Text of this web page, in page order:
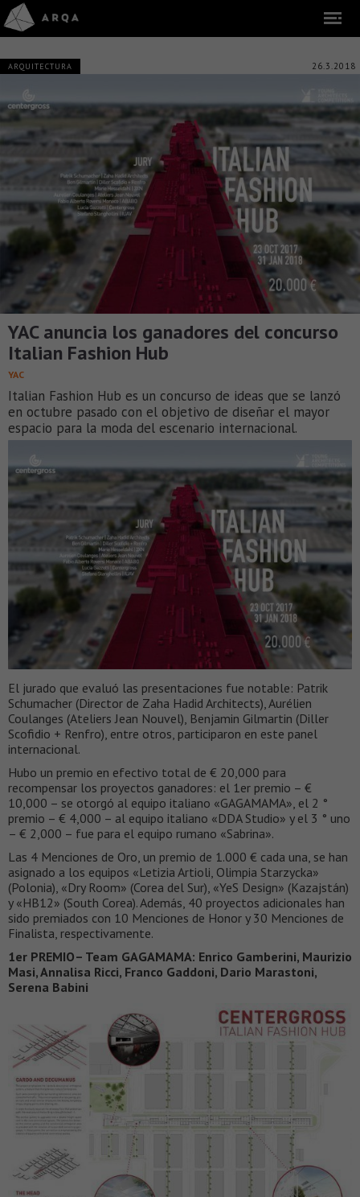
ARQUITECTURA 26.3.2018
YAC anuncia los ganadores del concurso
Italian Fashion Hub
YAC
Italian Fashion Hub es un concurso de ideas que se lanzó
en octubre pasado con el objetivo de diseñar el mayor
espacio para la moda del escenario internacional.
El jurado que evaluó las presentaciones fue notable: Patrik
Schumacher (Director de Zaha Hadid Architects), Aurélien
Coulanges (Ateliers Jean Nouvel), Benjamin Gilmartin (Diller
Scofidio + Renfro), entre otros, participaron en este panel
internacional.
Hubo un premio en efectivo total de € 20,000 para
recompensar los proyectos ganadores: el 1er premio – €
10,000 – se otorgó al equipo italiano «GAGAMAMA», el 2 °
premio – € 4,000 – al equipo italiano «DDA Studio» y el 3 ° uno
– € 2,000 – fue para el equipo rumano «Sabrina».
Las 4 Menciones de Oro, un premio de 1.000 € cada una, se han
asignado a los equipos «Letizia Artioli, Olimpia Starzycka»
(Polonia), «Dry Room» (Corea del Sur), «YeS Design» (Kazajstán)
y «HB12» (South Corea). Además, 40 proyectos adicionales han
sido premiados con 10 Menciones de Honor y 30 Menciones de
Finalista, respectivamente.
1er PREMIO– Team GAGAMAMA: Enrico Gamberini, Maurizio
Masi, Annalisa Ricci, Franco Gaddoni, Dario Marastoni,
Serena Babini